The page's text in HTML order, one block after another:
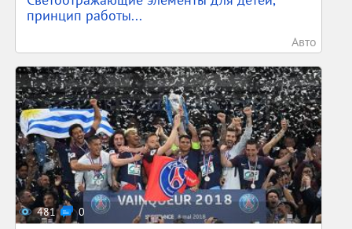
принцип работы...
Авто
481 0